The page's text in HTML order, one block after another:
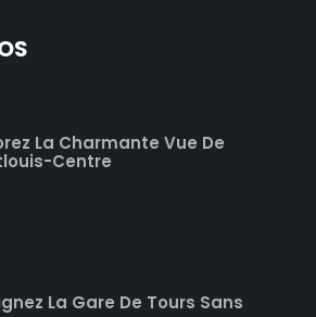
La Charmante Vue De
Centre
La Gare De Tours Sans